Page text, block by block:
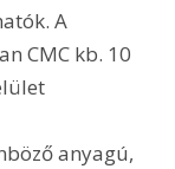
A
CMC kb. 10
anyagú,